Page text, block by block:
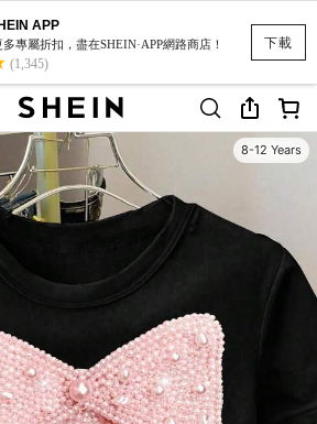
下載
APP
專屬折扣，盡在SHEIN·APP網路商店！
(1,345)
8-12 Years